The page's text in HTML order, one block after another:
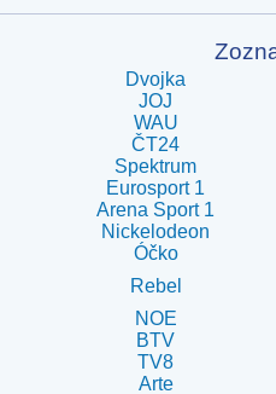
Dvojka
JOJ
WAU
ČT24
Spektrum
Eurosport 1
Arena Sport 1
Nickelodeon
Óčko
Rebel
NOE
BTV
TV8
Arte